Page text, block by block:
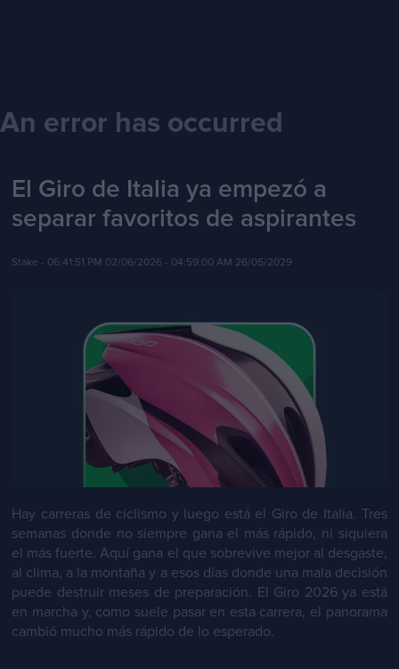
An error has occurred
El Giro de Italia ya empezó a
separar favoritos de aspirantes
Stake - 06:41:51 PM 02/06/2026 - 04:59:00 AM 26/05/2029
Hay carreras de ciclismo y luego está el Giro de Italia. Tres
semanas donde no siempre gana el más rápido, ni siquiera
el más fuerte. Aquí gana el que sobrevive mejor al desgaste,
al clima, a la montaña y a esos días donde una mala decisión
puede destruir meses de preparación. El Giro 2026 ya está
en marcha y, como suele pasar en esta carrera, el panorama
cambió mucho más rápido de lo esperado.